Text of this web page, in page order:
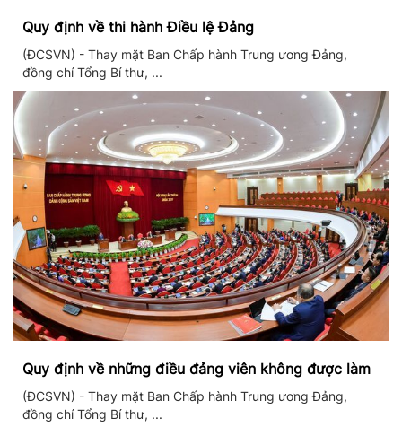
Quy định về thi hành Điều lệ Đảng
(ĐCSVN) - Thay mặt Ban Chấp hành Trung ương Đảng,
đồng chí Tổng Bí thư, ...
Quy định về những điều đảng viên không được làm
(ĐCSVN) - Thay mặt Ban Chấp hành Trung ương Đảng,
đồng chí Tổng Bí thư, ...